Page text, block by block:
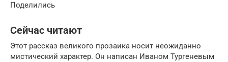
Поделились
Сейчас читают
Этот рассказ великого прозаика носит неожиданно
мистический характер. Он написан Иваном Тургеневым